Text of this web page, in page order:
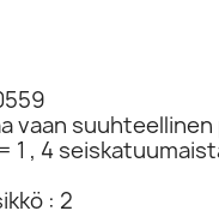
vaan suuhteellinen
1 , 4
: 2